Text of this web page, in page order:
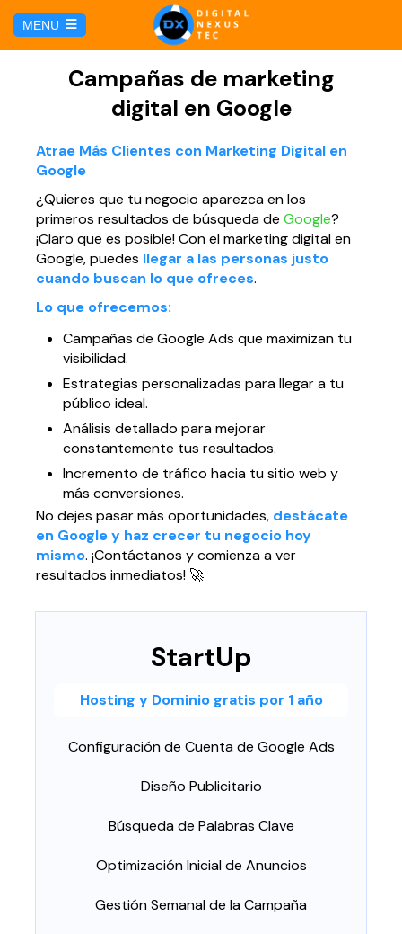
MENU
SERVICIOS
Hosting y Dominio
Gestión de Redes Sociales
Brand Book
Soporte Técnico
PÁGINAS
Página web para Agencias de Viaje
Página web para Hoteles
Página web para Tiendas Virtuales
Página web para Empresas
MARKETING DIGITAL
Marketing por Facebook
Marketing por Google
CONTÁCTANOS
Campañas de marketing
digital en Google
Atrae Más Clientes con Marketing Digital en
Google
¿Quieres que tu negocio aparezca en los
primeros resultados de búsqueda de Google?
¡Claro que es posible! Con el marketing digital en
Google, puedes llegar a las personas justo
cuando buscan lo que ofreces.
Lo que ofrecemos:
Campañas de Google Ads que maximizan tu
visibilidad.
Estrategias personalizadas para llegar a tu
público ideal.
Análisis detallado para mejorar
constantemente tus resultados.
Incremento de tráfico hacia tu sitio web y
más conversiones.
No dejes pasar más oportunidades, destácate
en Google y haz crecer tu negocio hoy
mismo. ¡Contáctanos y comienza a ver
resultados inmediatos! 🚀
StartUp
Hosting y Dominio gratis por 1 año
Configuración de Cuenta de Google Ads
Diseño Publicitario
Búsqueda de Palabras Clave
Optimización Inicial de Anuncios
Gestión Semanal de la Campaña